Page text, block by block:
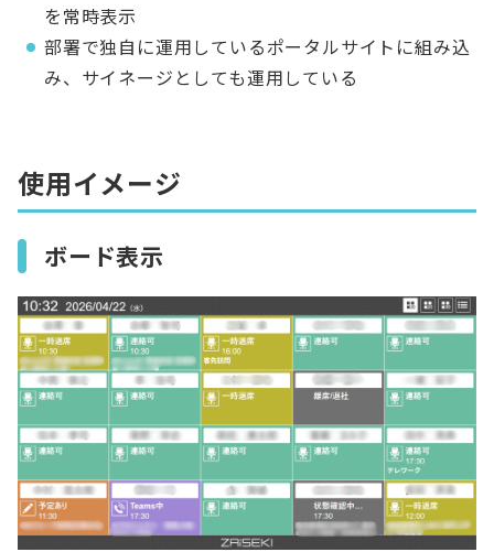
を常時表示
部署で独自に運用しているポータルサイトに組み込
み、サイネージとしても運用している
使用イメージ
ボード表示